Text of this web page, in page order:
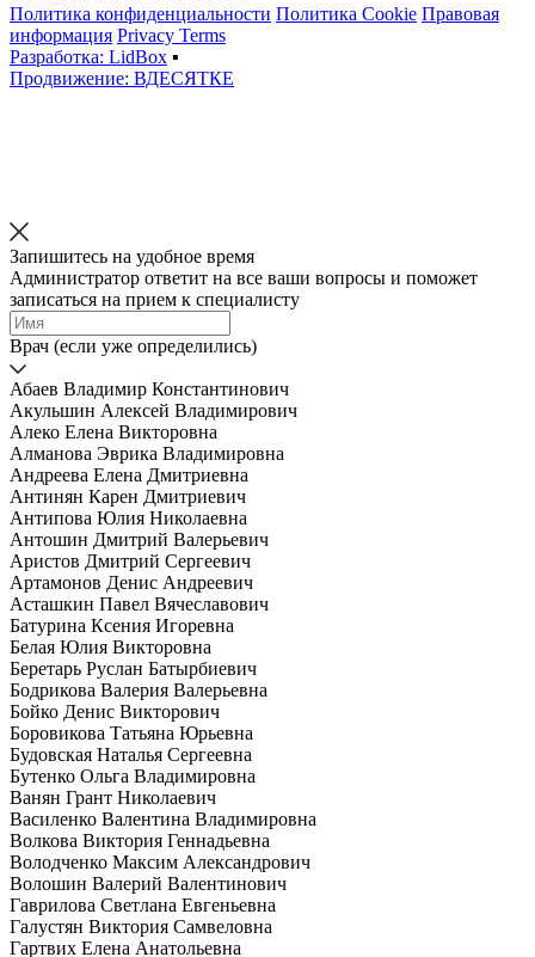
Политика конфиденциальности Политика Cookie Правовая
информация Privacy Terms
Разработка: LidBox ▪
Продвижение: ВДЕСЯТКЕ
Запишитесь на удобное время
Администратор ответит на все ваши вопросы и поможет
записаться на прием к специалисту
Врач (если уже определились)
Абаев Владимир Константинович
Акульшин Алексей Владимирович
Алеко Елена Викторовна
Алманова Эврика Владимировна
Андреева Елена Дмитриевна
Антинян Карен Дмитриевич
Антипова Юлия Николаевна
Антошин Дмитрий Валерьевич
Аристов Дмитрий Сергеевич
Артамонов Денис Андреевич
Асташкин Павел Вячеславович
Батурина Ксения Игоревна
Белая Юлия Викторовна
Беретарь Руслан Батырбиевич
Бодрикова Валерия Валерьевна
Бойко Денис Викторович
Боровикова Татьяна Юрьевна
Будовская Наталья Сергеевна
Бутенко Ольга Владимировна
Ванян Грант Николаевич
Василенко Валентина Владимировна
Волкова Виктория Геннадьевна
Володченко Максим Александрович
Волошин Валерий Валентинович
Гаврилова Светлана Евгеньевна
Галустян Виктория Самвеловна
Гартвих Елена Анатольевна